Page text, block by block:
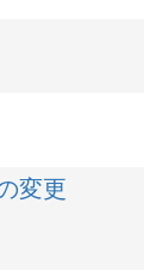
変更